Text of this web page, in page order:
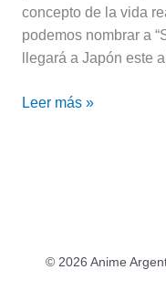
concepto de la vida
podemos nombrar a
llegará a Japón este
Leer más »
© 2026 Anime